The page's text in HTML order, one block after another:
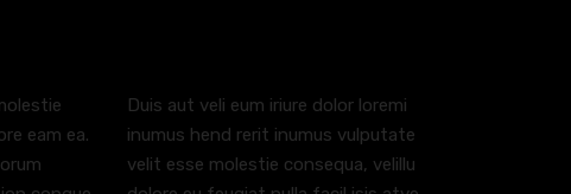
eam ea.
Duis aut veli eum iriure dolor loremi
inumus hend rerit inumus vulputate
velit esse molestie consequa, velillu